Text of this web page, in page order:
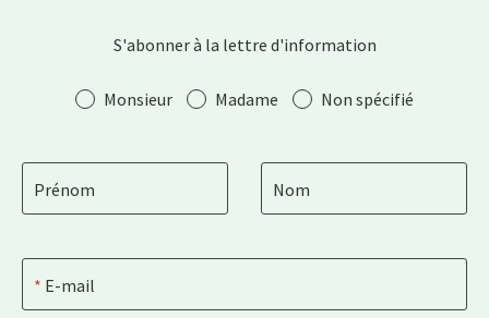
S'abonner à la lettre d'information
SalutationMonsieur Madame Non spécifié
Prénom Nom
E-mail